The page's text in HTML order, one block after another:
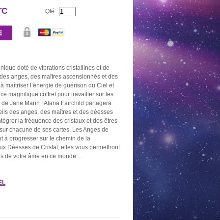
DE 10
NEUVAINE NOIRE
5,20 €
Qté :
doté de vibrations cristallines et de
anges, des maîtres ascensionnés et des
maîtriser l’énergie de guérison du Ciel et
magnifique coffret pour travailler sur les
Jane Marin ! Alana Fairchild partagera
des anges, des maîtres et des déesses
la fréquence des cristaux et des êtres
chacune de ses cartes. Les Anges de
à progresser sur le chemin de la
Déesses de Cristal, elles vous permettront
de votre âme en ce monde…